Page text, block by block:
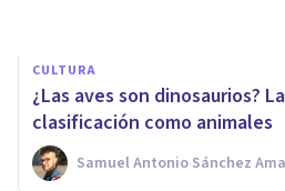
CULTURA
¿Las aves son dinosaurios?
clasificación como animales
Samuel Antonio Sánchez